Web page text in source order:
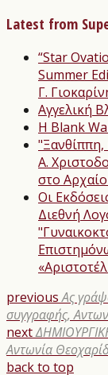
Latest from
“Star
Summer
Γ.
Αγγελική
Η Blank
Α.
στο
Οι
Διεθνή
previous Ας
συγγραφής,
next
Αντωνία
back to top